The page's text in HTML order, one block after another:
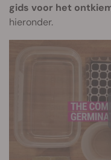
gids voor het
hieronder.